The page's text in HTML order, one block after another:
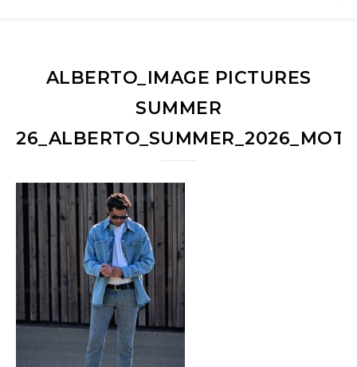
ALBERTO_IMAGE PICTURES
SUMMER